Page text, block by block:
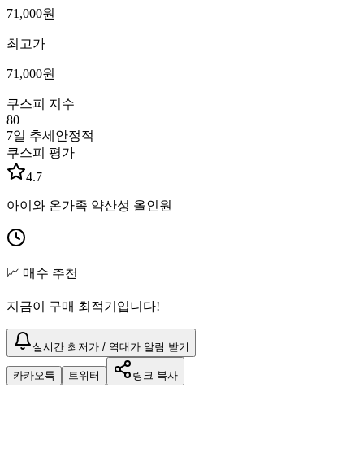
71,000원
최고가
71,000원
쿠스피 지수
80
7일 추세 안정적
쿠스피 평가
4.7
아이와 온가족 약산성 올인원
📈 매수 추천
지금이 구매 최적기입니다!
실시간 최저가 / 역대가 알림 받기
카카오톡 트위터 링크 복사